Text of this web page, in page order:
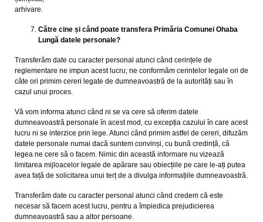
arhivare.
Către cine și când poate transfera Primăria Comunei Ohaba
Lungă datele personale?
Transferăm date cu caracter personal atunci când cerințele de
reglementare ne impun acest lucru; ne conformăm cerintelor legale ori de
câte ori primim cereri legate de dumneavoastră de la autorități sau în
cazul unui proces.
Vă vom informa atunci când ni se va cere să oferim datele
dumneavoastră personale în acest mod, cu excepția cazului în care acest
lucru ni se interzice prin lege. Atunci când primim astfel de cereri, difuzăm
datele personale numai dacă suntem convinși, cu bună credință, că
legea ne cere să o facem. Nimic din această informare nu vizează
limitarea mijloacelor legale de apărare sau obiecțiile pe care le-ați putea
avea față de solicitarea unui terț de a divulga informațiile dumneavoastră.
Transferăm date cu caracter personal atunci când credem că este
necesar să facem acest lucru, pentru a împiedica prejudicierea
dumneavoastră sau a altor persoane.